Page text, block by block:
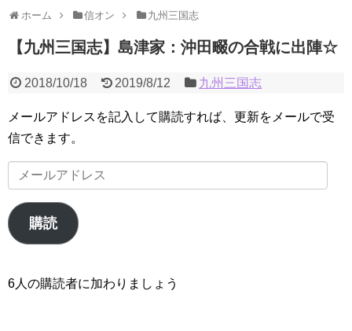
ホーム 信オン 九州三国志
【九州三国志】島津家：沖田畷の合戦に出陣☆
2018/10/18 2019/8/12 九州三国志
メールアドレスを記入して購読すれば、更新をメールで受
信できます。
ー
ル
ア
レ
購読
6人の購読者に加わりましょう